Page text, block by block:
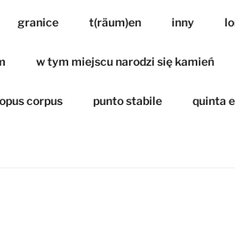
granice t(räum)en inny
w tym miejscu narodzi się kamień
opus corpus punto stabile quinta